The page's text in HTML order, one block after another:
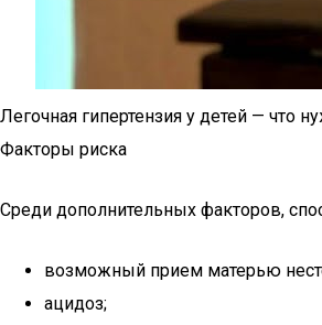
Легочная гипертензия у детей — что
Факторы риска
Среди дополнительных факторов,
возможный прием матерью
ацидоз;